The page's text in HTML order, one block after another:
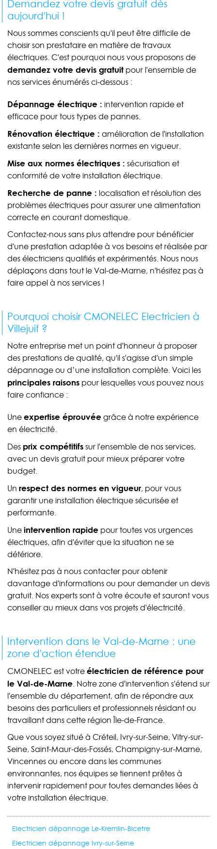
Demandez votre devis gratuit dès
aujourd'hui !
Nous sommes conscients qu'il peut être difficile de
choisir son prestataire en matière de travaux
électriques. C'est pourquoi nous vous proposons de
demandez votre devis gratuit pour l'ensemble de
nos services énumérés ci-dessous :
Dépannage électrique : intervention rapide et
efficace pour tous types de pannes.
Rénovation électrique : amélioration de l'installation
existante selon les dernières normes en vigueur.
Mise aux normes électriques : sécurisation et
conformité de votre installation électrique.
Recherche de panne : localisation et résolution des
problèmes électriques pour assurer une alimentation
correcte en courant domestique.
Contactez-nous sans plus attendre pour bénéficier
d'une prestation adaptée à vos besoins et réalisée par
des électriciens qualifiés et expérimentés. Nous nous
déplaçons dans tout le Val-de-Marne, n'hésitez pas à
faire appel à nos services !
Pourquoi choisir CMONELEC Electricien à
Villejuif ?
Notre entreprise met un point d'honneur à proposer
des prestations de qualité, qu'il s'agisse d'un simple
dépannage ou d’une installation complète. Voici les
principales raisons pour lesquelles vous pouvez nous
faire confiance :
Uneexpertise éprouvéegrâce à notre expérience
en électricité.
Des prix compétitifssur l'ensemble de nos services,
avec un devis gratuit pour mieux préparer votre
budget.
Un respect des normes en vigueur, pour vous
garantir une installation électrique sécurisée et
performante.
Uneintervention rapide pour toutes vos urgences
électriques, afin d'éviter que la situation ne se
détériore.
N'hésitez pas à nous contacter pour obtenir
davantage d'informations ou pour demander un devis
gratuit. Nos experts sont à votre écoute et sauront vous
conseiller au mieux dans vos projets d'électricité.
Intervention dans le Val-de-Marne : une
zone d'action étendue
CMONELEC est votreélectricien de référence pour
le Val-de-Marne. Notre zone d'intervention s'étend sur
l'ensemble du département, afin de répondre aux
besoins des particuliers et professionnels résidant ou
travaillant dans cette région Île-de-France.
Que vous soyez situé à Créteil, Ivry-sur-Seine, Vitry-sur-
Seine, Saint-Maur-des-Fossés, Champigny-sur-Marne,
Vincennes ou encore dans les communes
environnantes, nos équipes se tiennent prêtes à
intervenir rapidement pour toutes demandes liées à
votre installation électrique.
Electricien dépannage Le-Kremlin-Bicetre
Electricien dépannage Ivry-sur-Seine